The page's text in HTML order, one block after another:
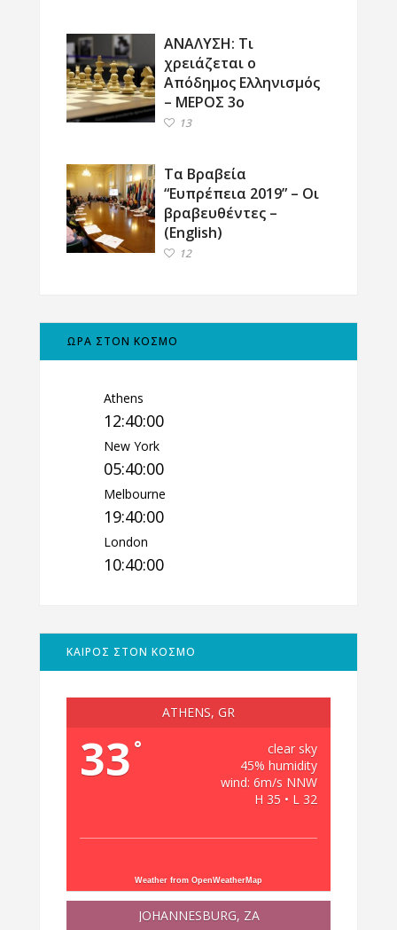
ΑΝΑΛΥΣΗ: Τι
χρειάζεται ο
Απόδημος Ελληνισμός
– ΜΕΡΟΣ 3ο
13
Τα Βραβεία
“Ευπρέπεια 2019” – Οι
βραβευθέντες –
(English)
12
ΩΡΑ ΣΤΟΝ ΚΟΣΜΟ
Athens
12:40:01
New York
05:40:01
Melbourne
19:40:01
London
10:40:01
ΚΑΙΡΟΣ ΣΤΟΝ ΚΟΣΜΟ
ATHENS, GR
33 °
clear sky
45% humidity
wind: 6m/s NNW
H 35 • L 32
Weather from OpenWeatherMap
JOHANNESBURG, ZA